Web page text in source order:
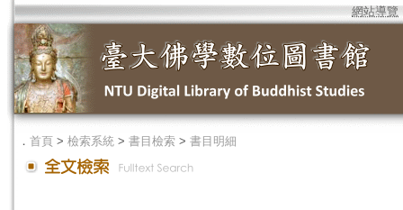
網站導覽
． 首頁 > 檢索系統 > 書目檢索 > 書目明細